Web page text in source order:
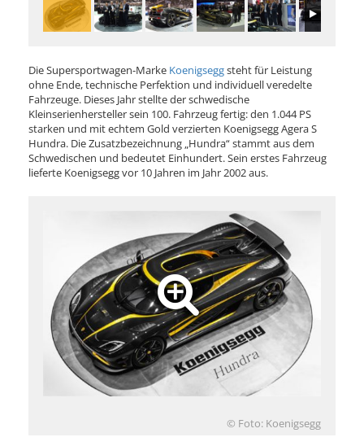
Die Supersportwagen-Marke Koenigseggsteht für Leistung
ohne Ende, technische Perfektion und individuell veredelte
Fahrzeuge. Dieses Jahr stellte der schwedische
Kleinserienhersteller sein 100. Fahrzeug fertig: den 1.044 PS
starken und mit echtem Gold verzierten Koenigsegg Agera S
Hundra. Die Zusatzbezeichnung „Hundra“ stammt aus dem
Schwedischen und bedeutet Einhundert. Sein erstes Fahrzeug
lieferte Koenigsegg vor 10 Jahren im Jahr 2002 aus.
© Foto: Koenigsegg